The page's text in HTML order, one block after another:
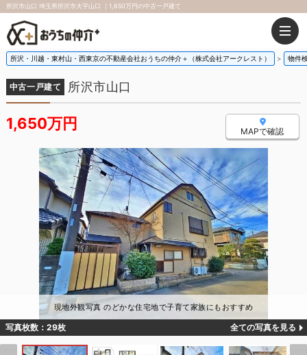
所沢市山口 埼玉県所沢市大字山口 ｜1,650万円の中古一戸建て
所沢・川越・東村山・西東京の不動産会社おうちの仲介＋（株式会社アークレスト） 物件
中古一戸建て 所沢市山口
1,650万円 MAPで確認
現地外観写真 のどかな住宅地で子育て家族にもおすすめ
写真枚数：29枚 全ての写真を見る